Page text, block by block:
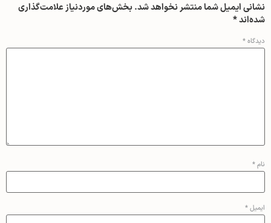
نشانی ایمیل شما منتشر نخواهد شد.بخش‌های موردنیاز علامت‌گذاری
شده‌اند*
دیدگاه*
نام*
ایمیل*